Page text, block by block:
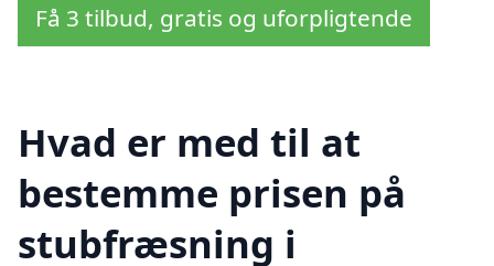
Få 3 tilbud, gratis og uforpligtende
Hvad er med til at
bestemme prisen på
stubfræsning i